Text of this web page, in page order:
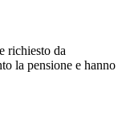
richiesto da
la pensione e hanno